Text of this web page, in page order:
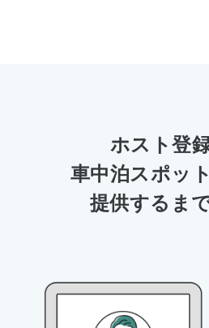
ホスト登
車中泊スポッ
提供するま